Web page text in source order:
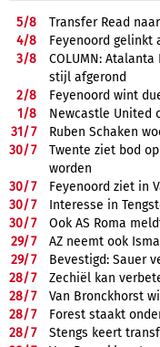
5/8
Transfer Read
4/8
Feyenoord gelinkt
3/8
COLUMN:
stijl afgerond
2/8
Feyenoord wint
1/8
Newcastle United
31/7
Ruben Schaken
30/7
Twente ziet bod
worden
30/7
Feyenoord ziet in
30/7
Interesse in
30/7
Ook AS Roma
29/7
AZ neemt ook
29/7
Bevestigd: Sauer
28/7
Zechiël kan
28/7
Van Bronckhorst
28/7
Forest staakt
28/7
Stengs keert